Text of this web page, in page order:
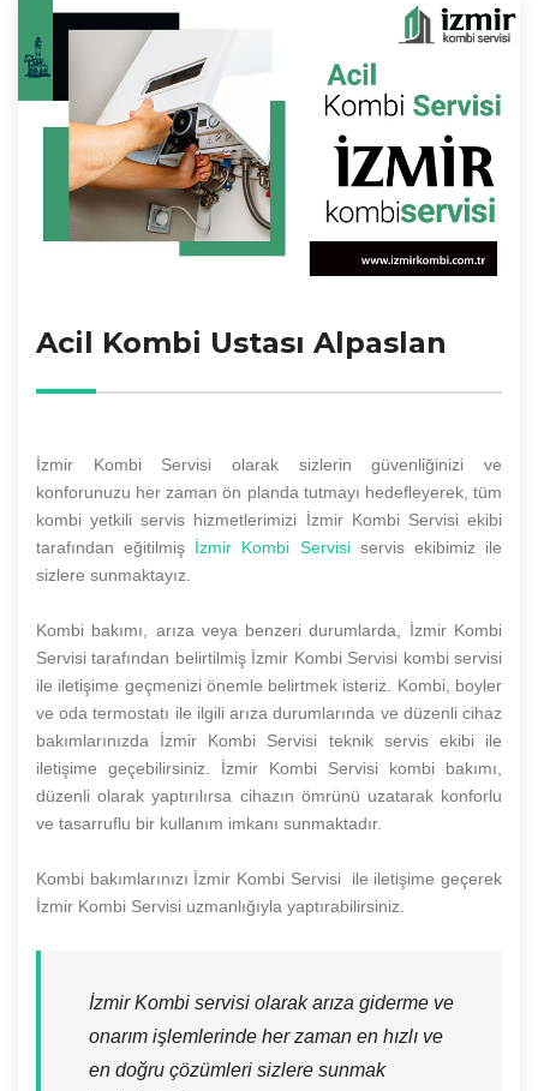
Acil Kombi Ustası Alpaslan
İzmir Kombi Servisi olarak sizlerin güvenliğinizi ve
konforunuzu her zaman ön planda tutmayı hedefleyerek, tüm
kombi yetkili servis hizmetlerimizi İzmir Kombi Servisi ekibi
tarafından eğitilmiş İzmir Kombi Servisiservis ekibimiz ile
sizlere sunmaktayız.
Kombi bakımı, arıza veya benzeri durumlarda, İzmir Kombi
Servisi tarafından belirtilmiş İzmir Kombi Servisi kombi servisi
ile iletişime geçmenizi önemle belirtmek isteriz. Kombi, boyler
ve oda termostatı ile ilgili arıza durumlarında ve düzenli cihaz
bakımlarınızda İzmir Kombi Servisi teknik servis ekibi ile
iletişime geçebilirsiniz. İzmir Kombi Servisi kombi bakımı,
düzenli olarak yaptırılırsa cihazın ömrünü uzatarak konforlu
ve tasarruflu bir kullanım imkanı sunmaktadır.
Kombi bakımlarınızı İzmir Kombi Servisi ile iletişime geçerek
İzmir Kombi Servisi uzmanlığıyla yaptırabilirsiniz.
İzmir Kombi servisi olarak arıza giderme ve
onarım işlemlerinde her zaman en hızlı ve
en doğru çözümleri sizlere sunmak